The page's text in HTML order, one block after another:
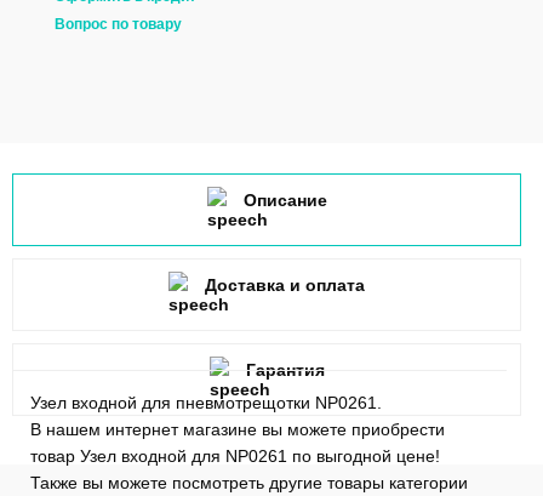
Вопрос по товару
Описание
Узел входной для пневмотрещотки NP0261.
В нашем интернет магазине вы можете приобрести
товар Узел входной для NP0261 по выгодной цене!
Также вы можете посмотреть другие товары категории
Доставка и оплата
Гарантия